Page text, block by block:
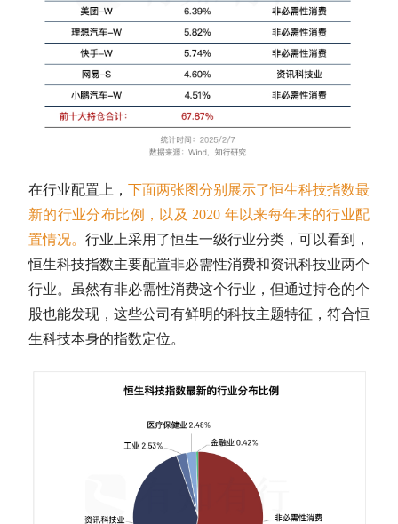
在行业配置上， 下面两张图分别展示了恒生科技指数最
新的行业分布比例，以及 2020 年以来每年末的行业配
置情况。 行业上采用了恒生一级行业分类，可以看到，
恒生科技指数主要配置非必需性消费和资讯科技业两个
行业。虽然有非必需性消费这个行业，但通过持仓的个
股也能发现，这些公司有鲜明的科技主题特征，符合恒
生科技本身的指数定位。